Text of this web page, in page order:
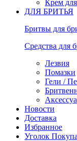
Крем
ДЛЯ БРИТЬЯ
Бритвы для
Средства для
Лезвия
Помазки
Гели /
Новости
Доставка
Избранное
Уголок